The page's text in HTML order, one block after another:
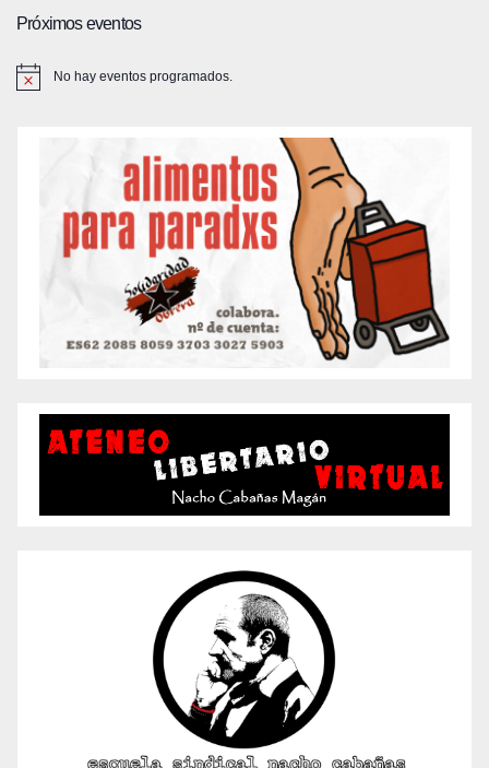
Próximos eventos
No hay eventos programados.